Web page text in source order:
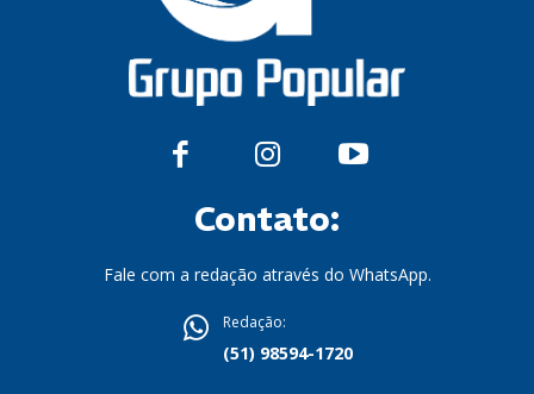
Contato:
Fale com a redação através do WhatsApp.
Redação:
(51) 98594-1720